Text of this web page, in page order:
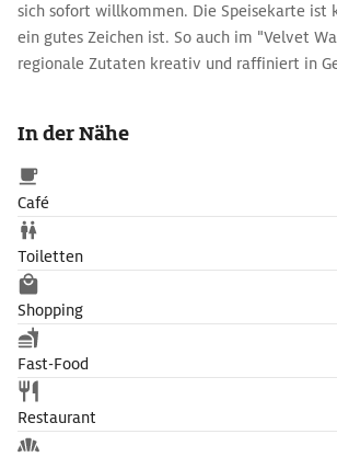
sich sofort willkommen. Die Speisekarte ist
ein gutes Zeichen ist. So auch im "Velvet
regionale Zutaten kreativ und raffiniert in
verschiedenen Menü-Varianten wählen und
Weinbegleitung buchen.
In der Nähe
Café
Toiletten
Shopping
Fast-Food
Restaurant